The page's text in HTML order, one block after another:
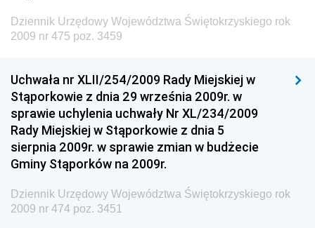
Dziennik Urzędowy Ministra Rodziny, Pracy i Polityki
Społecznej
Dziennik Urzędowy Ministra Rozwoju
Dziennik Urzędowy Ministra Infrastruktury i
Budownictwa
Dziennik Urzędowy Ministra Gospodarki Morskiej i
Żeglugi Śródlądowej
Dziennik Urzędowy Ministra Energii
Dziennik Urzędowy Ministra Finansów
Dziennik Urzędowy Województwa Świętokrzyskiego rok
2009 nr 475 poz. 3459
Uchwała nr XLII/254/2009 Rady Miejskiej w
Stąporkowie z dnia 29 września 2009r. w
sprawie uchylenia uchwały Nr XL/234/2009
Rady Miejskiej w Stąporkowie z dnia 5
sierpnia 2009r. w sprawie zmian w budżecie
Gminy Stąporków na 2009r.
Dziennik Urzędowy Województwa Świętokrzyskiego rok
2009 nr 474 poz. 3451